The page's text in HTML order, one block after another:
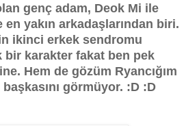
genç adam, Deok Mi ile
yakın arkadaşlarından biri.
ikinci erkek sendromu
karakter fakat ben pek
Hem de gözüm Ryancığım
görmüyor. :D :D